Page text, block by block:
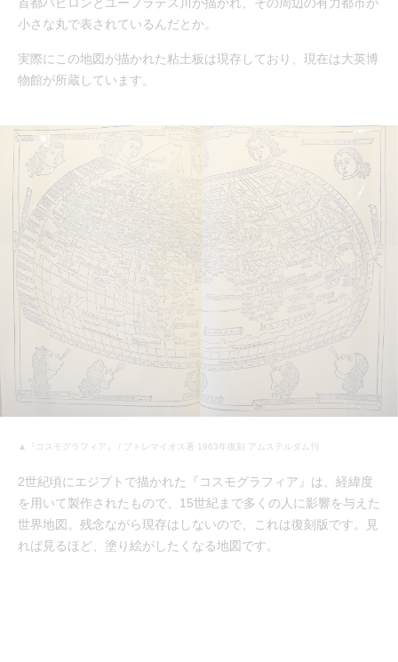
小さな丸で表されているんだとか。
実際にこの地図が描かれた粘土板は現存しており、現在は大英博
物館が所蔵しています。
▲『コスモグラフィア』 / プトレマイオス著 1963年復刻 アムステルダム刊
2世紀頃にエジプトで描かれた『コスモグラフィア』は、経緯度
を用いて製作されたもので、15世紀まで多くの人に影響を与えた
世界地図。残念ながら現存はしないので、これは復刻版です。見
れば見るほど、塗り絵がしたくなる地図です。